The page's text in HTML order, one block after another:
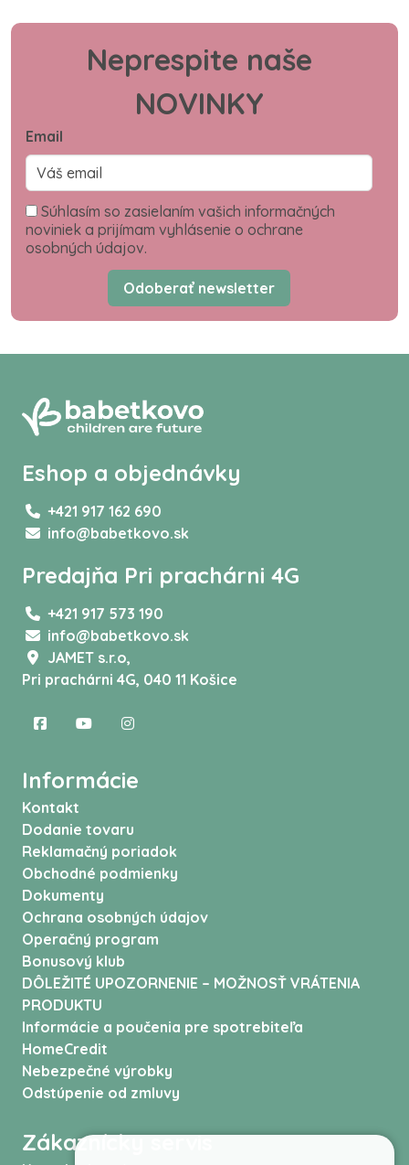
Neprespite naše
NOVINKY
Email
Súhlasím so zasielaním vašich informačných
noviniek a prijímam vyhlásenie o ochrane
osobných údajov.
Odoberať newsletter
Eshop a objednávky
+421 917 162 690
info@babetkovo.sk
Predajňa Pri prachárni 4G
+421 917 573 190
info@babetkovo.sk
JAMET s.r.o,
Pri prachárni 4G, 040 11 Košice
Informácie
Kontakt
Dodanie tovaru
Reklamačný poriadok
Obchodné podmienky
Dokumenty
Ochrana osobných údajov
Operačný program
Bonusový klub
DÔLEŽITÉ UPOZORNENIE – MOŽNOSŤ VRÁTENIA
PRODUKTU
Informácie a poučenia pre spotrebiteľa
HomeCredit
Nebezpečné výrobky
Odstúpenie od zmluvy
Zákaznícky servis